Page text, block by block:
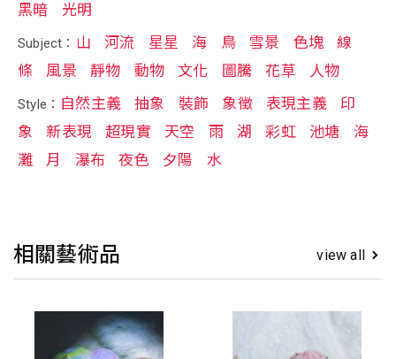
黑暗
光明
Subject： 山 河流 星星 海 鳥 雪景 色塊
線
條
風景 靜物 動物 文化 圖騰 花草 人物
Style： 自然主義 抽象 裝飾 象徵 表現主義
印
象
新表現 超現實 天空 雨 湖 彩虹 池塘
海
灘
月 瀑布 夜色 夕陽 水
相關藝術品 view all